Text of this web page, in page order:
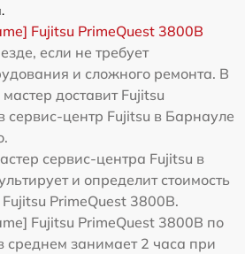
Fujitsu PrimeQuest 3800B
если не требует
и сложного ремонта. В
доставит Fujitsu
сервис-центр Fujitsu в Барнауле
сервис-центра Fujitsu в
и определит стоимость
PrimeQuest 3800B.
Fujitsu PrimeQuest 3800B по
среднем занимает 2 часа при